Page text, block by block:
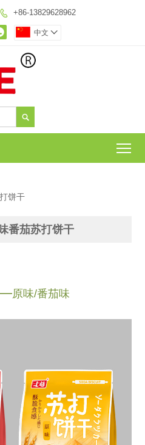
 +86-13829628962
中文 

饼干
番茄苏打饼干
原味/番茄味